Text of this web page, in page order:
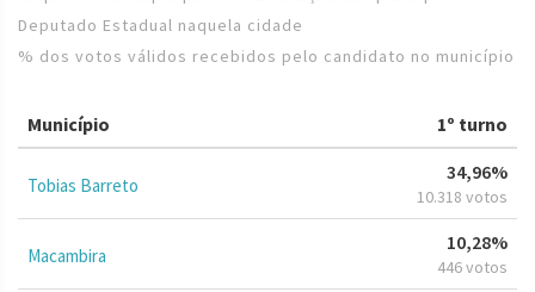
Deputado Estadual naquela cidade
% dos votos válidos recebidos pelo candidato no município
Município 1º turno
Tobias Barreto
34,96%
10.318 votos
Macambira
10,28%
446 votos